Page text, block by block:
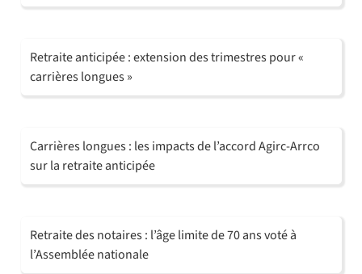
Retraite anticipée : extension des trimestres pour «
carrières longues »
Carrières longues : les impacts de l’accord Agirc-Arrco
sur la retraite anticipée
Retraite des notaires : l’âge limite de 70 ans voté à
l’Assemblée nationale